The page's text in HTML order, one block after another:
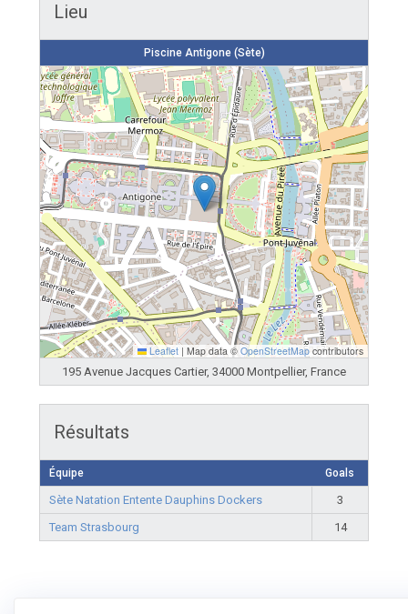
Lieu
Piscine Antigone (Sète)
Leaflet | Map data © OpenStreetMap contributors
195 Avenue Jacques Cartier, 34000 Montpellier, France
Résultats
Équipe Goals
Sète Natation Entente Dauphins Dockers
3
Team Strasbourg
14